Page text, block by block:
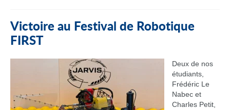
Victoire au Festival de Robotique
FIRST
Deux de nos
étudiants,
Frédéric Le
Nabec et
Charles Petit,